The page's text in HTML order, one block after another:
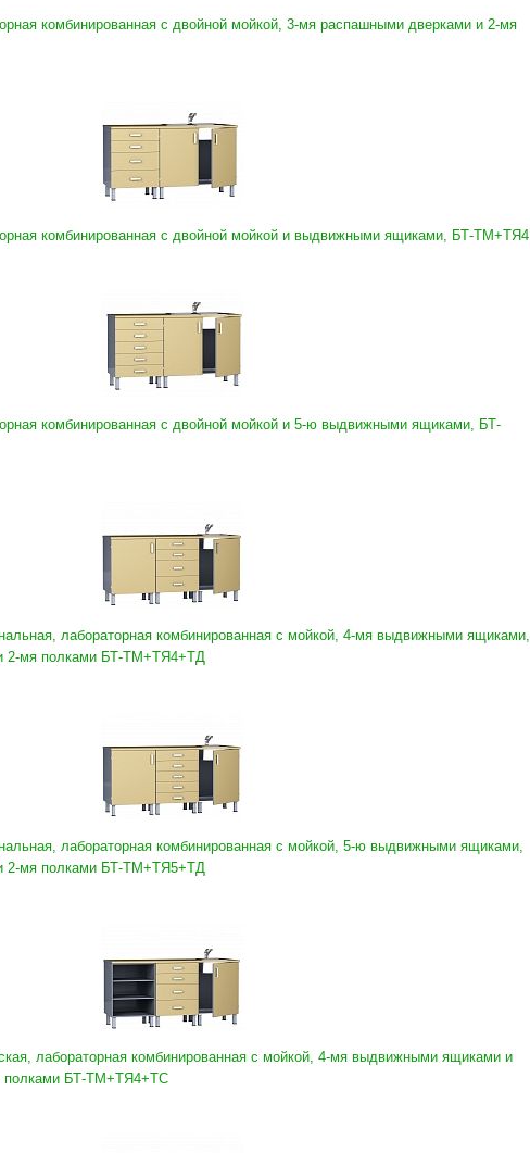
комбинированная с двойной мойкой, 3-мя распашными дверками и 2-мя
комбинированная с двойной мойкой и выдвижными ящиками, БТ-ТМ+ТЯ4
комбинированная с двойной мойкой и 5-ю выдвижными ящиками, БТ-
лабораторная комбинированная с мойкой, 4-мя выдвижными ящиками,
2-мя полками БТ-ТМ+ТЯ4+ТД
лабораторная комбинированная с мойкой, 5-ю выдвижными ящиками,
2-мя полками БТ-ТМ+ТЯ5+ТД
лабораторная комбинированная с мойкой, 4-мя выдвижными ящиками и
полками БТ-ТМ+ТЯ4+ТС